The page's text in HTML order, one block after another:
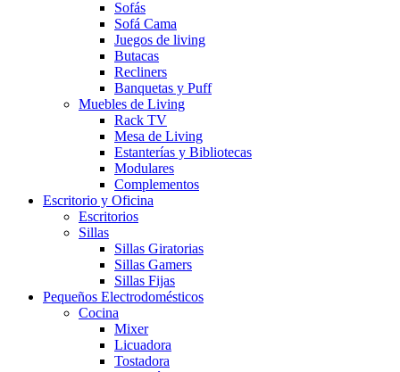
Sofás
Sofá Cama
Juegos de living
Butacas
Recliners
Banquetas y Puff
Muebles de Living
Rack TV
Mesa de Living
Estanterías y Bibliotecas
Modulares
Complementos
Escritorio y Oficina
Escritorios
Sillas
Sillas Giratorias
Sillas Gamers
Sillas Fijas
Pequeños Electrodomésticos
Cocina
Mixer
Licuadora
Tostadora